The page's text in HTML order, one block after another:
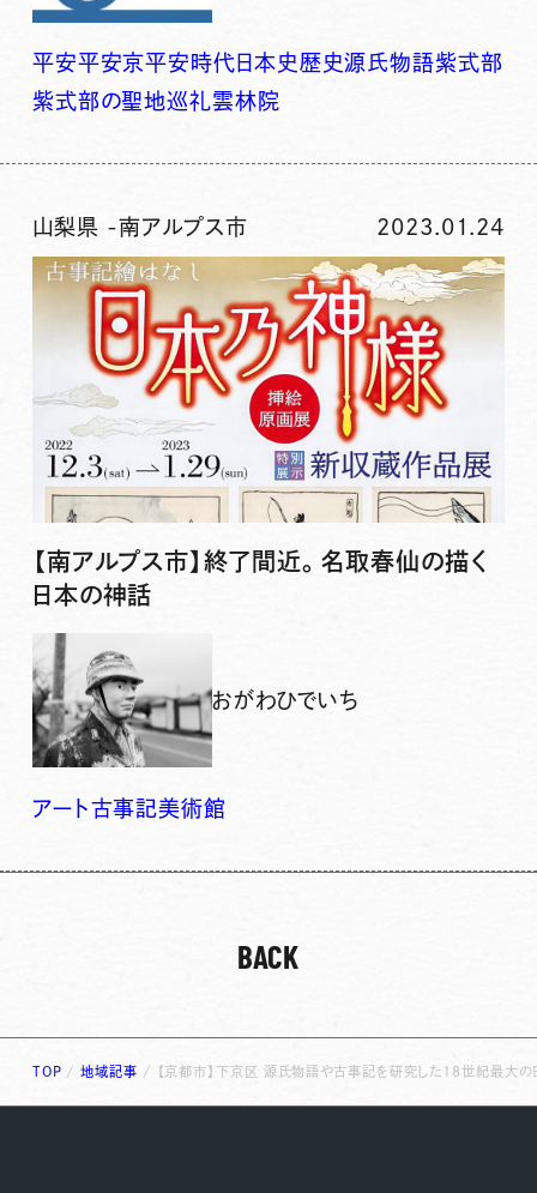
平安平安京平安時代 日本史歴史源氏物語紫式部
紫式部の聖地巡礼雲林院
山梨県 -南アルプス市 2023.01.24
【南アルプス市】終了間近。名取春仙の描く
日本の神話
おがわひでいち
アート古事記美術館
BACK
TOP /地域記事 / 【京都市】下京区 源氏物語や古事記を研究した18世紀最大の